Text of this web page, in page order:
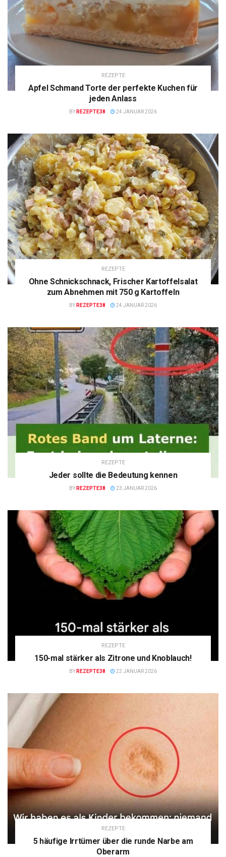
REZEPTE
Apfel Schmand Torte der perfekte Kuchen für
jeden Anlass
BY REZEPTE38 24 JANUAR 2026
REZEPTE
Ohne Schnickschnack, Frischer Kartoffelsalat
zum Abnehmen mit 750 g Kartoffeln
BY REZEPTE38 24 JANUAR 2026
REZEPTE
Jeder sollte die Bedeutung kennen
BY REZEPTE38 23 JANUAR 2026
REZEPTE
150-mal stärker als Zitrone und Knoblauch!
BY REZEPTE38 22 JANUAR 2026
REZEPTE
5 häufige Irrtümer über die runde Narbe am
Oberarm